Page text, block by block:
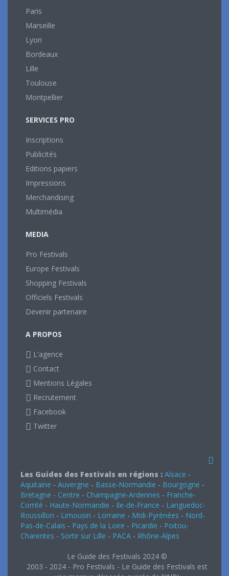
Paris
Marseille
Lyon
Bordeaux
Lille
Toulouse
Montpellier
SERVICES PRO
Inscriptions
Publicités
Editions papiers
Impressions
Merchandising
Multimédia
MEDIA
Pro Festivals
Europe Festivals
Shopping Festivals
Officiels Festivals
Devenir partenaire
A PROPOS
L'agence
Contact
Mentions Légales
Recrutement
Facebook
Twitter
Les Guides des Festivals en régions : Alsace -
Aquitaine - Auvergne - Basse-Normandie - Bourgogne -
Bretagne - Centre - Champagne-Ardennes - Franche-
Comté - Haute-Normandie - Ile-de-France - Languedoc-
Roussillon - Limousin - Lorraine - Midi-Pyrénées - Nord-
Pas-de-Calais - Pays de la Loire - Picardie - Poitou-
Charentes - Sortir sur Lille - PACA - Rhône-Alpes
Le Guide des Festivals 2024 ©
2003 - 2024 - Pro Festivals - Le Guide des Festivals est